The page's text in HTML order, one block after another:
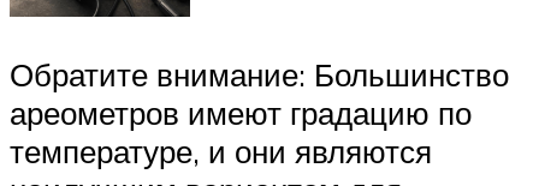
Обратите внимание: Большинство
ареометров имеют градацию по
температуре, и они являются